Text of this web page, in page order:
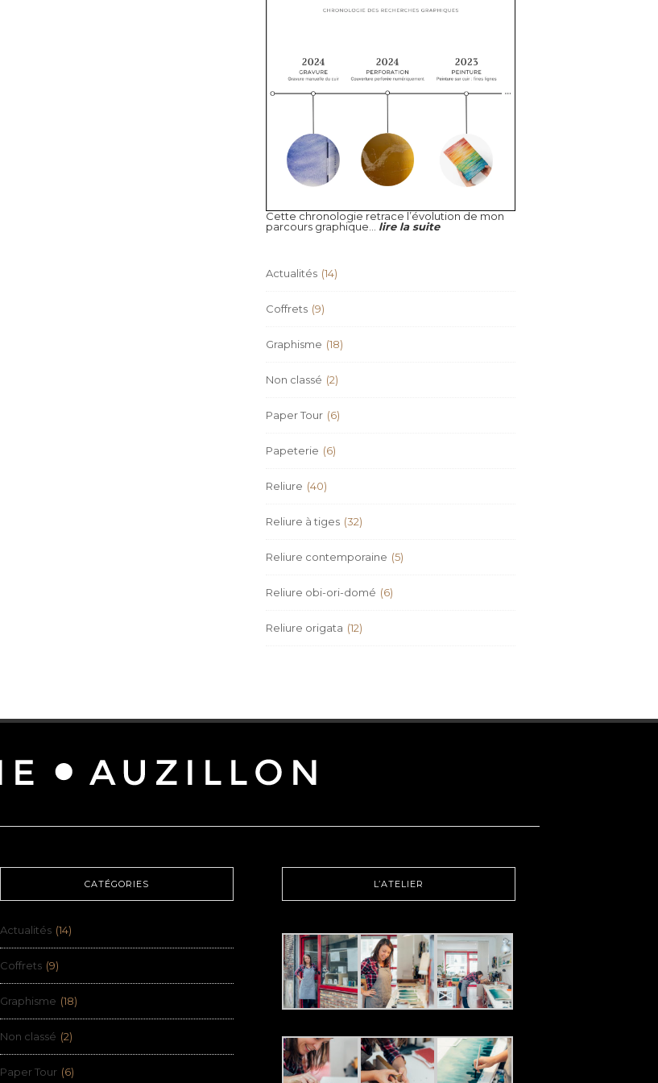
Cette chronologie retrace l’évolution de mon
parcours graphique... lire la suite
Actualités (14)
Coffrets (9)
Graphisme (18)
Non classé (2)
Paper Tour (6)
Papeterie (6)
Reliure (40)
Reliure à tiges (32)
Reliure contemporaine (5)
Reliure obi-ori-domé (6)
Reliure origata (12)
CATÉGORIES
Actualités (14)
Coffrets (9)
Graphisme (18)
Non classé (2)
Paper Tour (6)
L’ATELIER